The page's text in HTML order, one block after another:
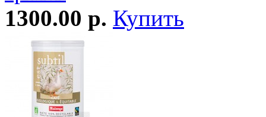
1300.00 р. Купить